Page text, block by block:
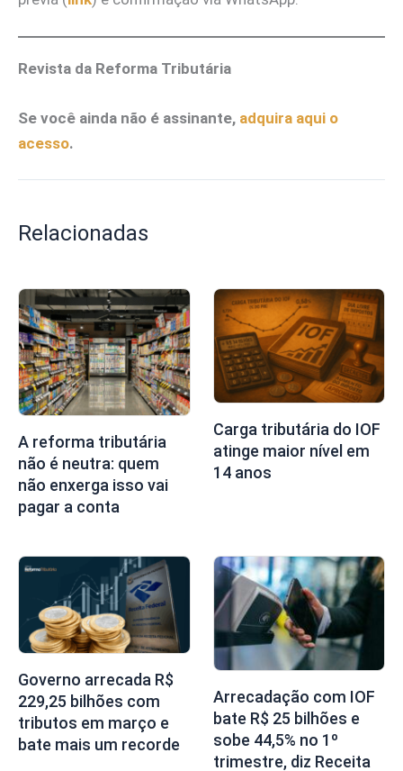
Revista da Reforma Tributária
Se você ainda não é assinante, adquira aqui o
acesso.
Relacionadas
A reforma tributária
não é neutra: quem
não enxerga isso vai
pagar a conta
Carga tributária do IOF
atinge maior nível em
14 anos
Governo arrecada R$
229,25 bilhões com
tributos em março e
bate mais um recorde
Arrecadação com IOF
bate R$ 25 bilhões e
sobe 44,5% no 1º
trimestre, diz Receita